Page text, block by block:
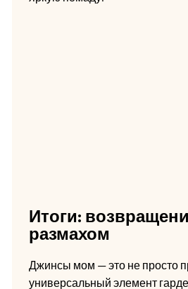
Итоги:
размахом
Джинсы мом — это не просто
универсальный элемент